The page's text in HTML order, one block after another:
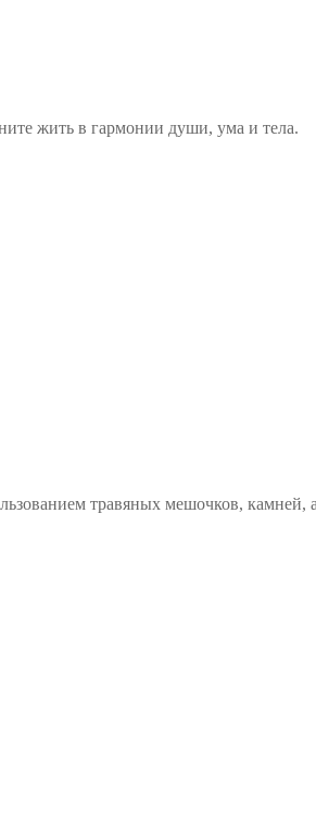
жить в гармонии души, ума и тела.
травяных мешочков, камней,